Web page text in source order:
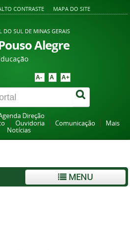
CONTRASTE MAPA DO SITE
DO SUL DE MINAS GERAIS
Alegre
A- A A+
Direção
Ouvidoria Comunicação
Mais
Notícias
MENU